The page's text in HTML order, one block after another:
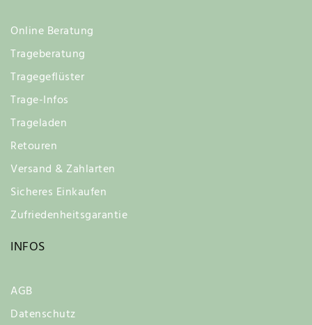
Online Beratung
Trageberatung
Tragegeflüster
Trage-Infos
Trageladen
Retouren
Versand & Zahlarten
Sicheres Einkaufen
Zufriedenheitsgarantie
INFOS
AGB
Datenschutz